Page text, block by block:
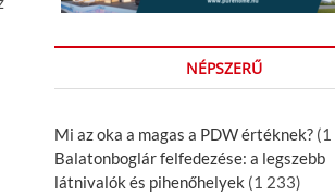
NÉPSZERŰ
Mi az oka a magas a PDW értéknek?
Balatonboglár felfedezése: a legszebb
látnivalók és pihenőhelyek (1 233)